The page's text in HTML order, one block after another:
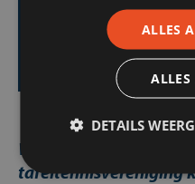
Laat het
Weten wat deze
tafeltennisvereniging
ALLES
ALLES
DETAILS